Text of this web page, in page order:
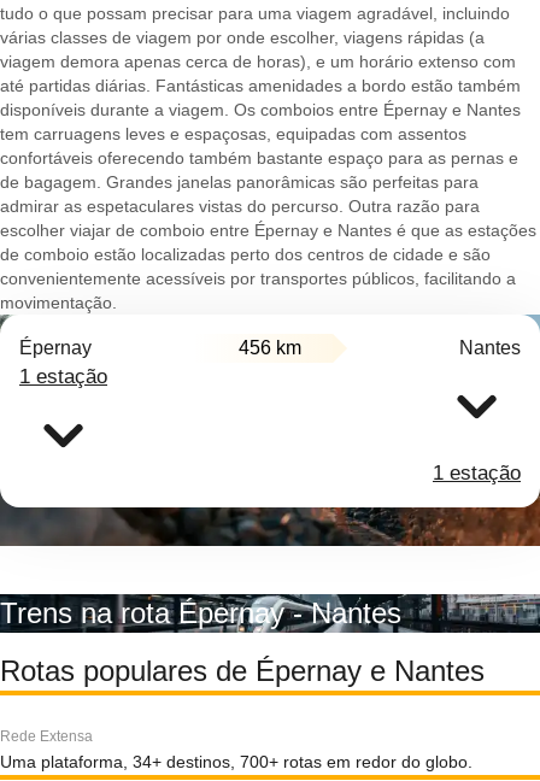
tudo o que possam precisar para uma viagem agradável, incluindo
várias classes de viagem por onde escolher, viagens rápidas (a
viagem demora apenas cerca de horas), e um horário extenso com
até partidas diárias. Fantásticas amenidades a bordo estão também
disponíveis durante a viagem. Os comboios entre Épernay e Nantes
tem carruagens leves e espaçosas, equipadas com assentos
confortáveis oferecendo também bastante espaço para as pernas e
de bagagem. Grandes janelas panorâmicas são perfeitas para
admirar as espetaculares vistas do percurso. Outra razão para
escolher viajar de comboio entre Épernay e Nantes é que as estações
de comboio estão localizadas perto dos centros de cidade e são
convenientemente acessíveis por transportes públicos, facilitando a
movimentação.
Épernay 456 km Nantes
1 estação
1 estação
Trens na rota Épernay - Nantes
Rotas populares de Épernay e Nantes
Rede Extensa
Uma plataforma, 34+ destinos, 700+ rotas em redor do globo.